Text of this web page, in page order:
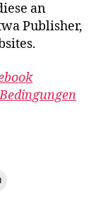
an
Publisher,